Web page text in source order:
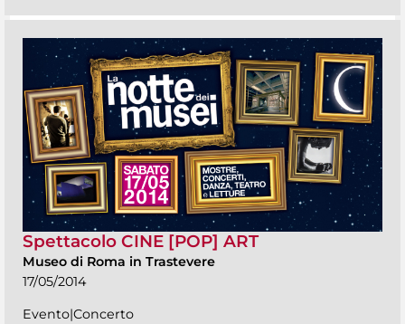
Spettacolo CINE [POP] ART
Museo di Roma in Trastevere
17/05/2014
Evento|Concerto